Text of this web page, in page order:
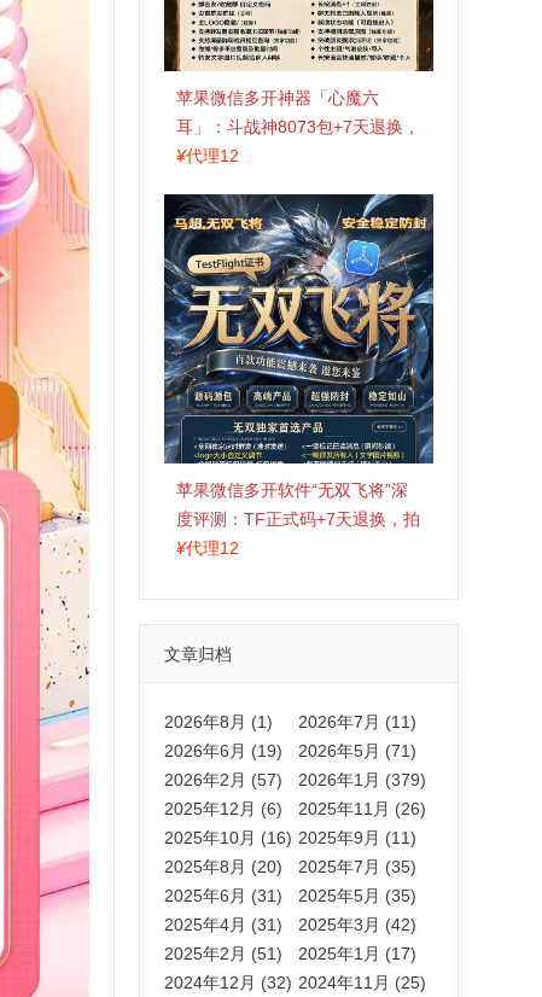
苹果微信多开神器「心魔六
耳」：斗战神8073包+7天退换，
认准拍拍卡激活码商城
¥代理12
苹果微信多开软件“无双飞将”深
度评测：TF正式码+7天退换，拍
拍卡激活码商城正品保障
¥代理12
文章归档
2026年8月 (1)
2026年7月 (11)
2026年6月 (19)
2026年5月 (71)
2026年2月 (57)
2026年1月 (379)
2025年12月 (6)
2025年11月 (26)
2025年10月 (16) 2025年9月 (11)
2025年8月 (20)
2025年7月 (35)
2025年6月 (31)
2025年5月 (35)
2025年4月 (31)
2025年3月 (42)
2025年2月 (51)
2025年1月 (17)
2024年12月 (32) 2024年11月 (25)